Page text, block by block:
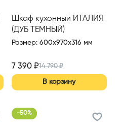
Шкаф кухонный ИТАЛИЯ
(ДУБ ТЕМНЫЙ)
Размер: 600x970x316 мм
7 390₽14 790₽
В корзину
-50%